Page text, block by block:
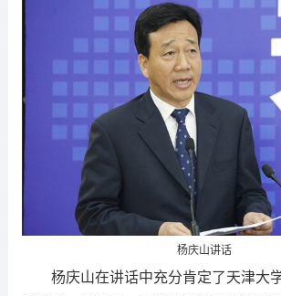
杨庆山讲话
杨庆山在讲话中充分肯定了天津大